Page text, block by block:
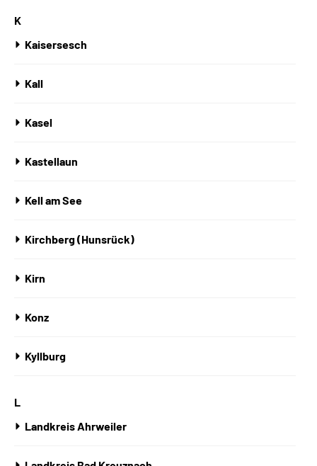
K
Kaisersesch
Kall
Kasel
Kastellaun
Kell am See
Kirchberg (Hunsrück)
Kirn
Konz
Kyllburg
L
Landkreis Ahrweiler